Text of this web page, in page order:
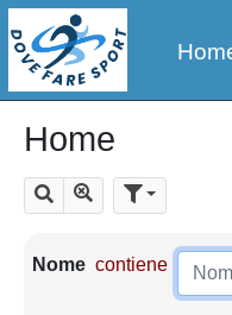
Home
Cerca Mostra tutti i
Parametri
Nome contiene